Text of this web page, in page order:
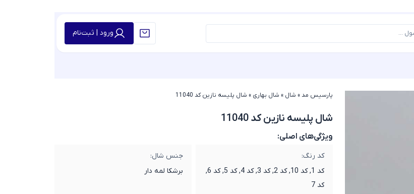
ورود | ثبت‌نام
پارسیس مد» شال » شال بهاری » شال پلیسه نازین کد 11040
شال پلیسه نازین کد 11040
ویژگی‌های اصلی:
کد رنگ:
کد 1, کد 10, کد 2, کد 3, کد 4, کد 5, کد 6,
کد 7
جنس شال:
برشکا لمه دار